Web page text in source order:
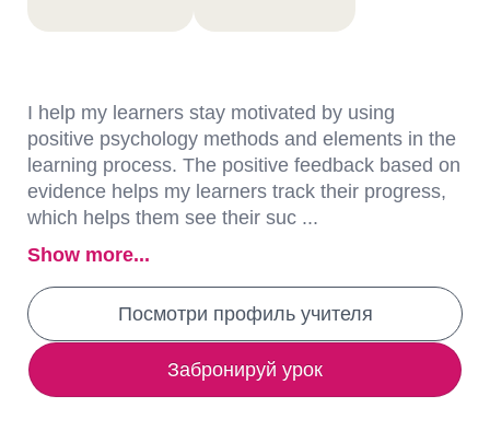
I help my learners stay motivated by using
positive psychology methods and elements in the
learning process. The positive feedback based on
evidence helps my learners track their progress,
which helps them see their suc ...
Show more...
Посмотри профиль учителя
Забронируй урок